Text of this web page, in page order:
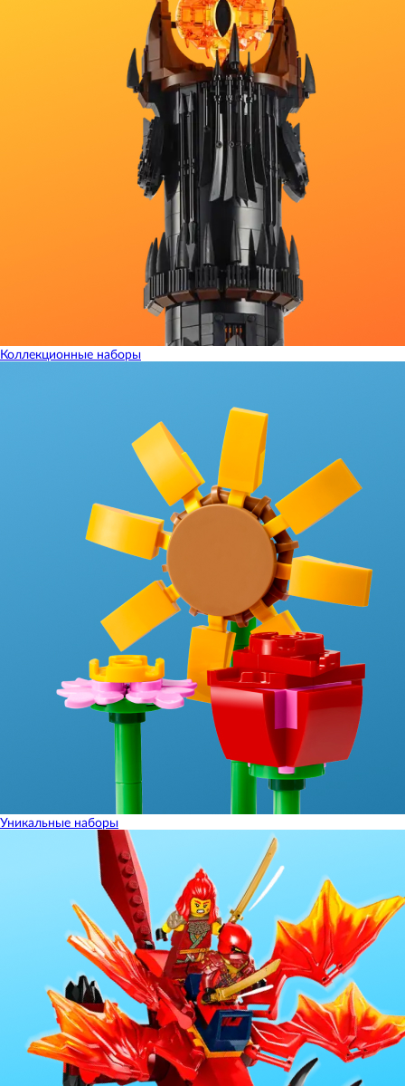
Коллекционные наборы
Уникальные наборы